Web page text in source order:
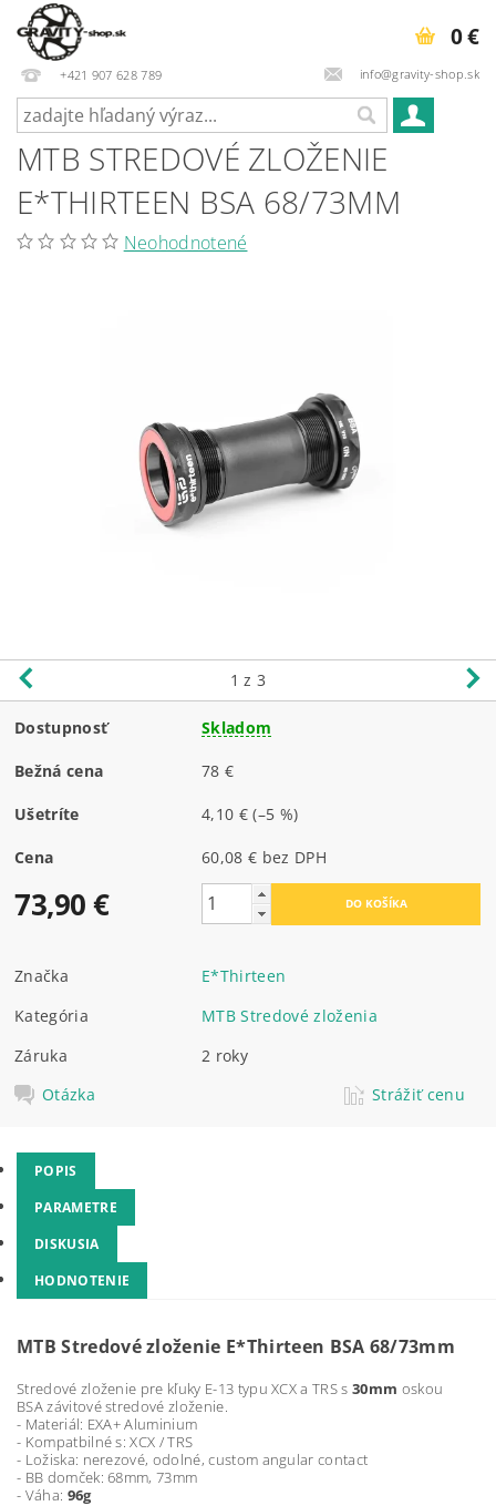
+421 907 628 789 info@gravity-shop.sk
0 €
MTB STREDOVÉ ZLOŽENIE
E*THIRTEEN BSA 68/73MM
Neohodnotené
1 z 3
Dostupnosť Skladom
Bežná cena 78 €
Ušetríte 4,10 €(–5 %)
Cena 60,08 € bez DPH
73,90 €
Značka
E*Thirteen
Kategória
MTB Stredové zloženia
Záruka
2 roky
Otázka
Strážiť cenu
POPIS
PARAMETRE
DISKUSIA
HODNOTENIE
MTB Stredové zloženie E*Thirteen BSA 68/73mm
Stredové zloženie pre kľuky E-13 typu XCX a TRS s 30mm oskou
BSA závitové stredové zloženie.
- Materiál: EXA+ Aluminium
- Kompatbilné s: XCX / TRS
- Ložiska: nerezové, odolné, custom angular contact
- BB domček: 68mm, 73mm
- Váha: 96g